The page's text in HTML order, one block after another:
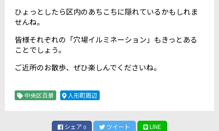
ひょっとしたら区内のあちこちに隠れているかもしれま
せんね。
皆様それぞれの「穴場イルミネーション」もきっとある
ことでしょう。
ご近所のお散歩、ぜひ楽しんでくださいね。
中央区百景 人形町周辺
シェア 0 ツイート LINE